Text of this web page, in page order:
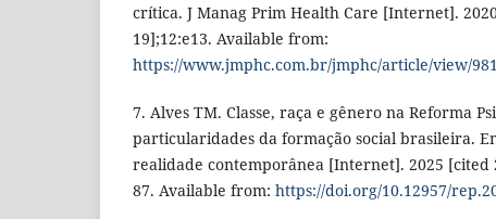
crítica. J Manag Prim Health Care [Internet].
19];12:e13. Available from:
https://www.jmphc.com.br/jmphc/article/view/981
7. Alves TM. Classe, raça e gênero na Reforma
particularidades da formação social brasileira.
realidade contemporânea [Internet]. 2025 [cited
87. Available from: https://doi.org/10.12957/